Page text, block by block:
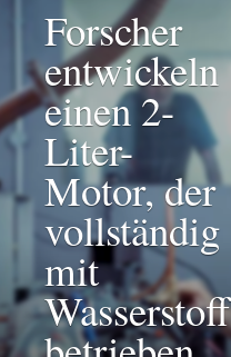
Forscher
entwickeln
einen 2-
Liter-
Motor, der
vollständig
mit
Wasserstoff